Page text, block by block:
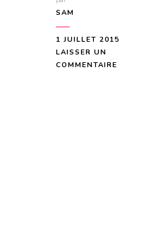
SAM
1 JUILLET 2015
LAISSER UN
COMMENTAIRE